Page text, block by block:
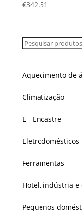
€342.51
Aquecimento de
Climatização
E - Encastre
Eletrodomésticos
Ferramentas
Hotel, indústria e
Pequenos